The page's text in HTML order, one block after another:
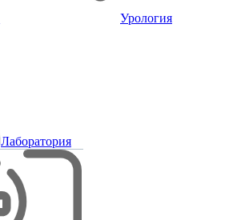
Урология
Лаборатория